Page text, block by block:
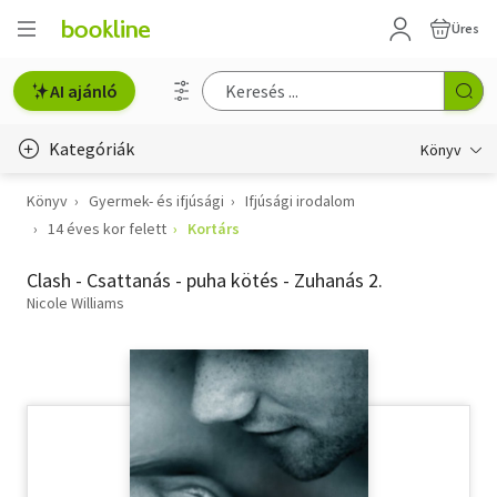
Üres
AI ajánló
Kategóriák Könyv
Életmód, egészség
Gyermek- és ifjúsági
Hobbi, szabadidő
Könyv Gyermek- és ifjúsági
Ifjúsági irodalom
14 éves kor felett
Kortárs
Clash - Csattanás - puha kötés - Zuhanás 2.
Nicole Williams